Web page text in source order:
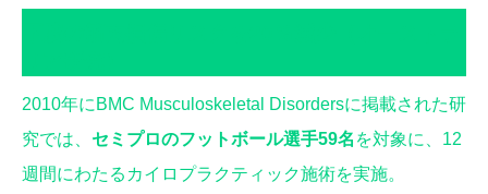
2010年にBMC Musculoskeletal Disordersに掲載された研
究では、 セミプロのフットボール選手59名 を対象に、12
週間にわたるカイロプラクティック施術を実施。